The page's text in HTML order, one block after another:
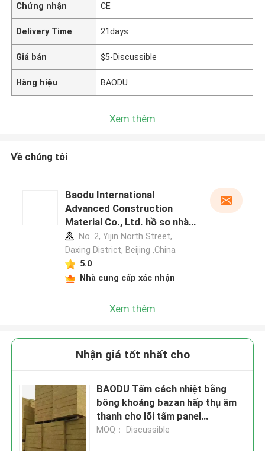
Chứng nhận CE
Delivery Time 21days
Giá bán $5-Discussible
Hàng hiệu BAODU
Xem thêm
Về chúng tôi
Baodu International
Advanced Construction
Material Co., Ltd. hồ sơ nhà
sản xuất
No. 2, Yijin North Street,
Daxing District, Beijing ,China
5.0
Nhà cung cấp xác nhận
Xem thêm
Nhận giá tốt nhất cho
BAODU Tấm cách nhiệt bằng
bông khoáng bazan hấp thụ âm
thanh cho lõi tấm panel
sandwich
MOQ： Discussible